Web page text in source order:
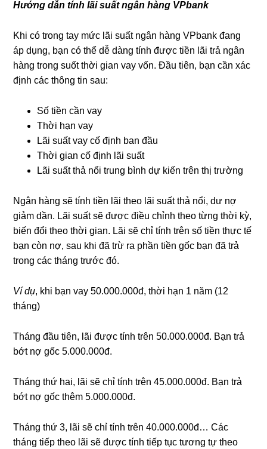
Hướng dẫn tính lãi suất ngân hàng VPbank
Khi có trong tay mức lãi suất ngân hàng VPbank đang
áp dụng, bạn có thể dễ dàng tính được tiền lãi trả ngân
hàng trong suốt thời gian vay vốn. Đầu tiên, bạn cần xác
định các thông tin sau:
Số tiền cần vay
Thời hạn vay
Lãi suất vay cố định ban đầu
Thời gian cố định lãi suất
Lãi suất thả nổi trung bình dự kiến trên thị trường
Ngân hàng sẽ tính tiền lãi theo lãi suất thả nổi, dư nợ
giảm dần. Lãi suất sẽ được điều chỉnh theo từng thời kỳ,
biến đổi theo thời gian. Lãi sẽ chỉ tính trên số tiền thực tế
bạn còn nợ, sau khi đã trừ ra phần tiền gốc bạn đã trả
trong các tháng trước đó.
Ví dụ, khi bạn vay 50.000.000đ, thời hạn 1 năm (12
tháng)
Tháng đầu tiên, lãi được tính trên 50.000.000đ. Bạn trả
bớt nợ gốc 5.000.000đ.
Tháng thứ hai, lãi sẽ chỉ tính trên 45.000.000đ. Bạn trả
bớt nợ gốc thêm 5.000.000đ.
Tháng thứ 3, lãi sẽ chỉ tính trên 40.000.000đ… Các
tháng tiếp theo lãi sẽ được tính tiếp tục tương tự theo